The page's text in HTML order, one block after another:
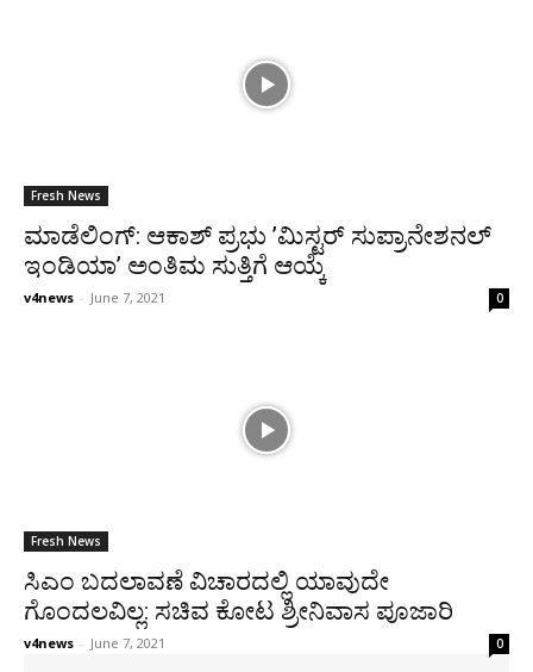
Fresh News
ಮಾಡೆಲಿಂಗ್: ಆಕಾಶ್ ಪ್ರಭು ’ಮಿಸ್ಟರ್ ಸುಪ್ರಾನೇಶನಲ್
ಇಂಡಿಯಾ’ ಅಂತಿಮ ಸುತ್ತಿಗೆ ಆಯ್ಕೆ
v4news - June 7, 2021 0
Fresh News
ಸಿಎಂ ಬದಲಾವಣೆ ವಿಚಾರದಲ್ಲಿ ಯಾವುದೇ
ಗೊಂದಲವಿಲ್ಲ: ಸಚಿವ ಕೋಟ ಶ್ರೀನಿವಾಸ ಪೂಜಾರಿ
v4news - June 7, 2021 0